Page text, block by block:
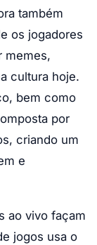
também
os jogadores
memes,
cultura hoje.
bem como
por
criando um
e
ao vivo façam
jogos usa o